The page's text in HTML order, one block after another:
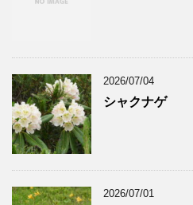
2026/07/04
シャクナゲ
2026/07/01